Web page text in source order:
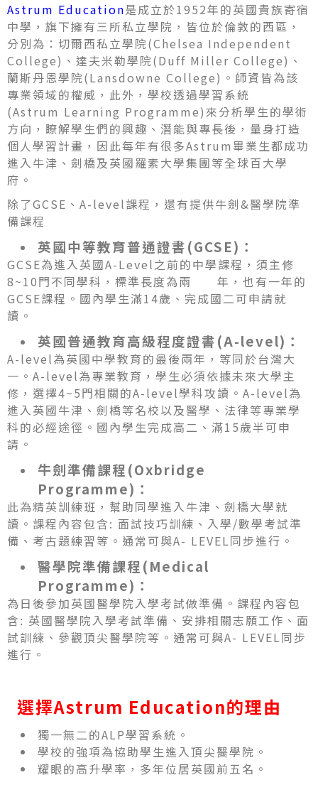
Astrum Education是成立於1952年的英國貴族寄宿
中學，旗下擁有三所私立學院，皆位於倫敦的西區，
分別為：切爾西私立學院(Chelsea Independent
College)、達夫米勒學院(Duff Miller College)、
蘭斯丹恩學院(Lansdowne College)。師資皆為該
專業領域的權威，此外，學校透過學習系統
(Astrum Learning Programme)來分析學生的學術
方向，瞭解學生們的興趣、潛能與專長後，量身打造
個人學習計畫，因此每年有很多Astrum畢業生都成功
進入牛津、劍橋及英國羅素大學集團等全球百大學
府。
除了GCSE、A-level課程，還有提供牛劍&醫學院準
備課程
英國中等教育普通證書(GCSE)：
GCSE為進入英國A-Level之前的中學課程，須主修
8~10門不同學科，標準長度為兩 年，也有一年的
GCSE課程。國內學生滿14歲、完成國二可申請就
讀。
英國普通教育高級程度證書(A-level)：
A-level為英國中學教育的最後兩年，等同於台灣大
一。A-level為專業教育，學生必須依據未來大學主
修，選擇4~5門相關的A-level學科攻讀。A-level為
進入英國牛津、劍橋等名校以及醫學、法律等專業學
科的必經途徑。國內學生完成高二、滿15歲半可申
請。
牛劍準備課程(Oxbridge
Programme)：
此為精英訓練班，幫助同學進入牛津、劍橋大學就
讀。課程內容包含: 面試技巧訓練、入學/數學考試準
備、考古題練習等。通常可與A- LEVEL同步進行。
醫學院準備課程(Medical
Programme)：
為日後參加英國醫學院入學考試做準備。課程內容包
含: 英國醫學院入學考試準備、安排相關志願工作、面
試訓練、參觀頂尖醫學院等。通常可與A- LEVEL同步
進行。
選擇Astrum Education的理由
獨一無二的ALP學習系統。
學校的強項為協助學生進入頂尖醫學院。
耀眼的高升學率，多年位居英國前五名。